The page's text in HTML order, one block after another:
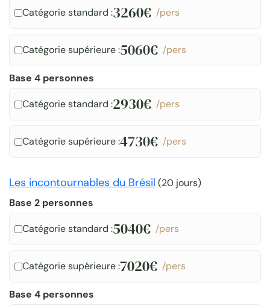
Catégorie standard :3260€ /pers
Catégorie supérieure :5060€ /pers
Base 4 personnes
Catégorie standard :2930€ /pers
Catégorie supérieure :4730€ /pers
Les incontournables du Brésil (20 jours)
Base 2 personnes
Catégorie standard :5040€ /pers
Catégorie supérieure :7020€ /pers
Base 4 personnes